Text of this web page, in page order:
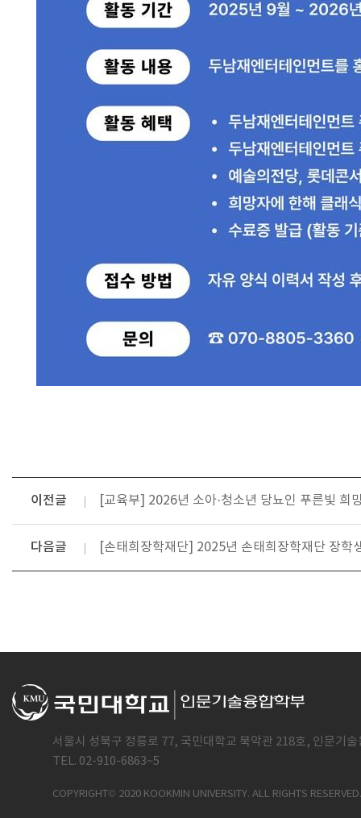
이전글 [교육부] 2026년 소아·청소년 당뇨인 푸른빛 희
다음글 [손태희장학재단] 2025년 손태희장학재단 장학
서울시 성북구 정릉로 77, 국민대학교 북악관 218호, 인문기
TEL. 02-910-6863~5
COPYRIGHT© 2020 KOOKMIN UNIVERSITY. ALL RIGHTS RESERVED.